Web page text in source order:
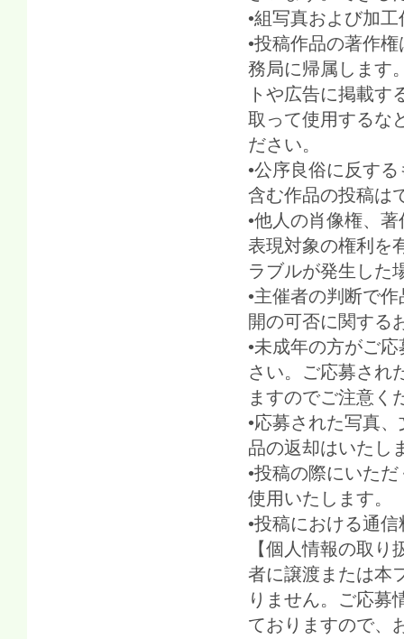
•組写真および加
•投稿作品の著作
務局に帰属します
トや広告に掲載す
取って使用するな
ださい。
•公序良俗に反す
含む作品の投稿
•他人の肖像権、
表現対象の権利を
ラブルが発生し
•主催者の判断で
開の可否に関す
•未成年の方がご
さい。ご応募され
ますのでご注意
•応募された写真
品の返却はいた
•投稿の際にいた
使用いたします
•投稿における通
【個人情報の取
者に譲渡または本
りません。ご応募
ておりますので、